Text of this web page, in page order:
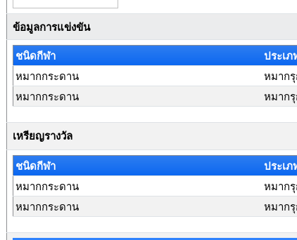
ข้อมูลการแข่งขัน
ชนิดกีฬา
ประเ
หมากกระดาน
หมาก
หมากกระดาน
หมาก
เหรียญรางวัล
ชนิดกีฬา ประเ
หมากกระดาน
หมาก
หมากกระดาน
หมาก